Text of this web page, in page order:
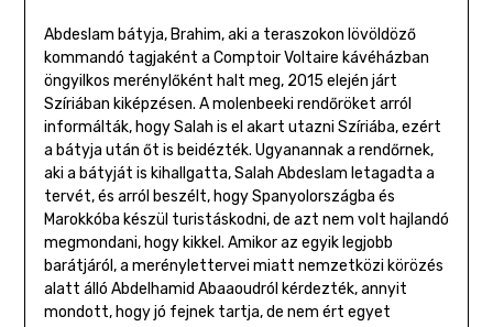
Abdeslam bátyja, Brahim, aki a teraszokon lövöldöző
kommandó tagjaként a Comptoir Voltaire kávéházban
öngyilkos merénylőként halt meg, 2015 elején járt
Szíriában kiképzésen. A molenbeeki rendőröket arról
informálták, hogy Salah is el akart utazni Szíriába, ezért
a bátyja után őt is beidézték. Ugyanannak a rendőrnek,
aki a bátyját is kihallgatta, Salah Abdeslam letagadta a
tervét, és arról beszélt, hogy Spanyolországba és
Marokkóba készül turistáskodni, de azt nem volt hajlandó
megmondani, hogy kikkel. Amikor az egyik legjobb
barátjáról, a merénylettervei miatt nemzetközi körözés
alatt álló Abdelhamid Abaaoudról kérdezték, annyit
mondott, hogy jó fejnek tartja, de nem ért egyet